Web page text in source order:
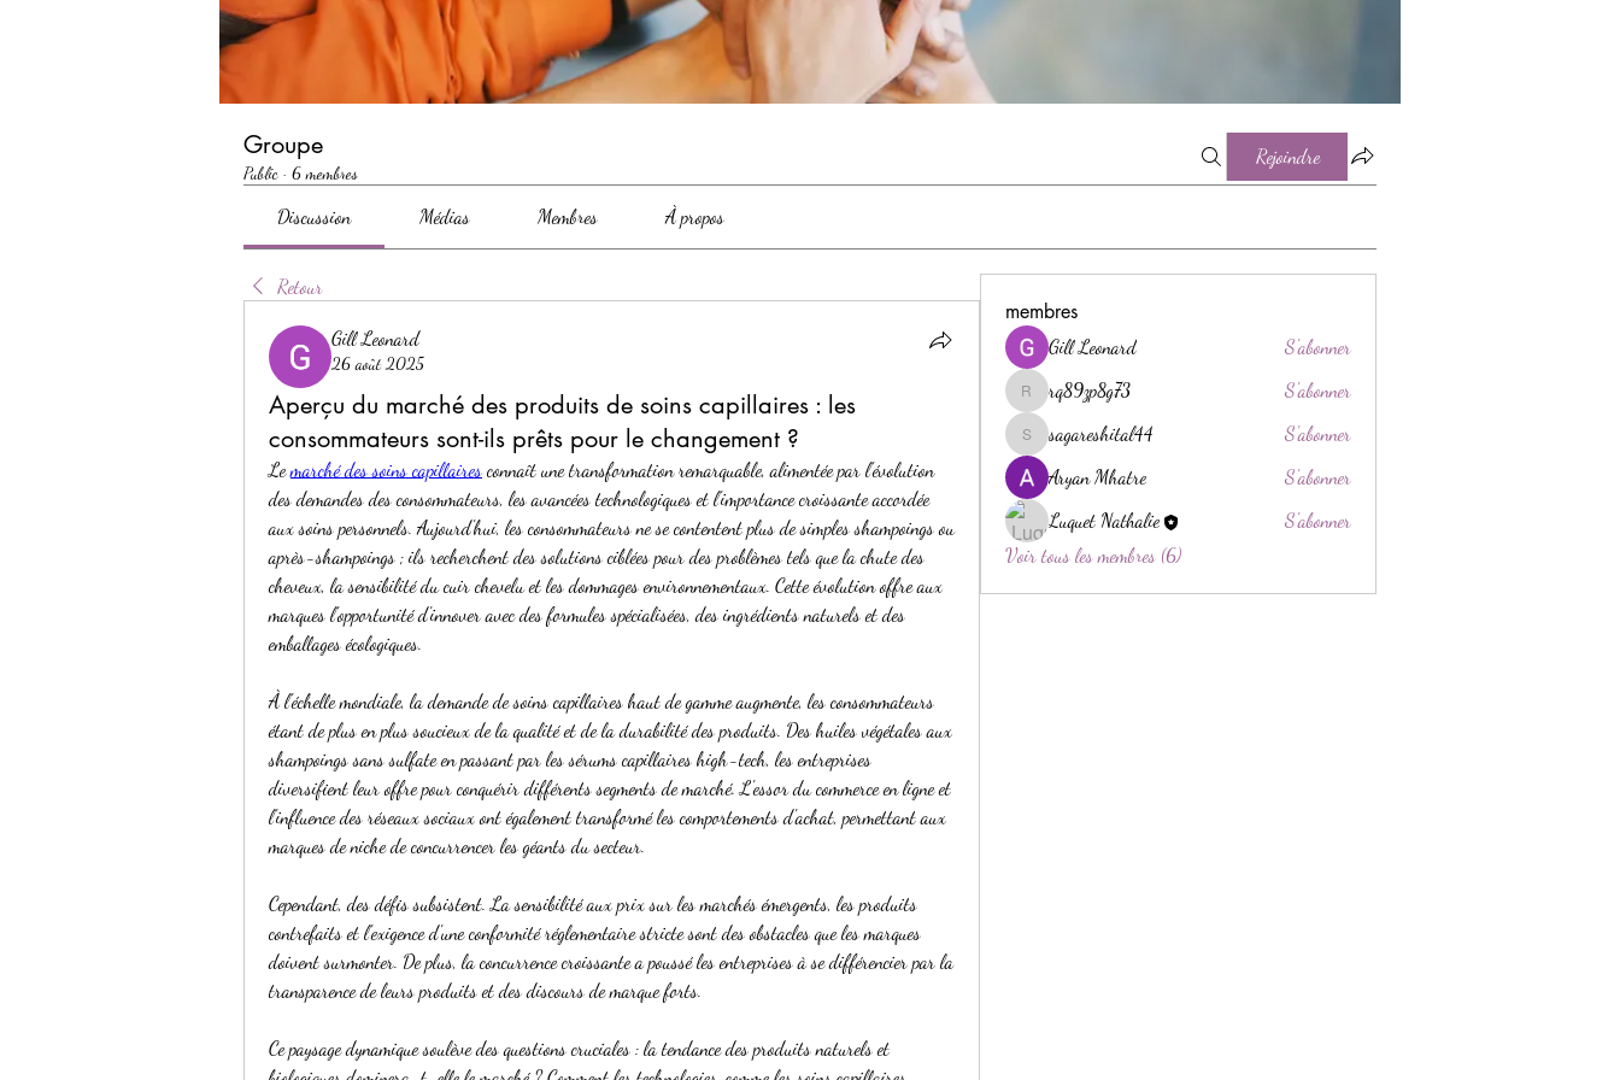
Groupe
Public · 6 membres
Rejoindre
Discussion Médias Membres À propos
Retour
Gill Leonard
26 août 2025
Aperçu du marché des produits de soins capillaires : les
consommateurs sont-ils prêts pour le changement ?
Le marché des soins capillaires connaît une transformation remarquable, alimentée par l'évolution
des demandes des consommateurs, les avancées technologiques et l'importance croissante accordée
aux soins personnels. Aujourd'hui, les consommateurs ne se contentent plus de simples shampoings ou
après-shampoings ; ils recherchent des solutions ciblées pour des problèmes tels que la chute des
cheveux, la sensibilité du cuir chevelu et les dommages environnementaux. Cette évolution offre aux
marques l'opportunité d'innover avec des formules spécialisées, des ingrédients naturels et des
emballages écologiques.
À l'échelle mondiale, la demande de soins capillaires haut de gamme augmente, les consommateurs
étant de plus en plus soucieux de la qualité et de la durabilité des produits. Des huiles végétales aux
shampoings sans sulfate en passant par les sérums capillaires high-tech, les entreprises
diversifient leur offre pour conquérir différents segments de marché. L'essor du commerce en ligne et
l'influence des réseaux sociaux ont également transformé les comportements d'achat, permettant aux
marques de niche de concurrencer les géants du secteur.
Cependant, des défis subsistent. La sensibilité aux prix sur les marchés émergents, les produits
contrefaits et l'exigence d'une conformité réglementaire stricte sont des obstacles que les marques
doivent surmonter. De plus, la concurrence croissante a poussé les entreprises à se différencier par la
transparence de leurs produits et des discours de marque forts.
Ce paysage dynamique soulève des questions cruciales : la tendance des produits naturels et
membres
Gill Leonard S'abonner
rq89zp8g73
rq89zp8g73 S'abonner
sagareshital44
sagareshital44
S'abonner
Aryan Mhatre
S'abonner
Luquet Nathalie
S'abonner
Voir tous les membres (6)